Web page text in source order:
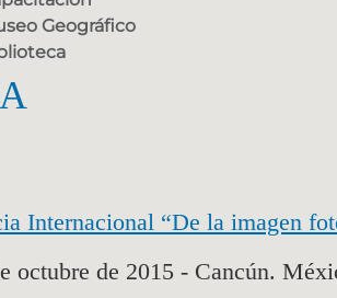
Geográfico
Internacional “De la imagen
octubre de 2015 - Cancún.